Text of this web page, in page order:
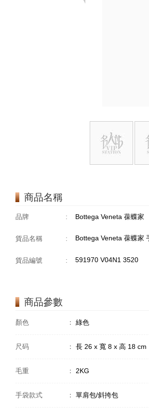
商品名稱
品牌 : Bottega Veneta 葆蝶家
貨品名稱 : Bottega Veneta 葆蝶家
貨品編號 : 591970 V04N1 3520
商品參數
顏色 ： 綠色
尺码 ： 長 26 x 寬 8 x 高 18 cm
毛重 ： 2KG
手袋款式 ： 單肩包/斜挎包